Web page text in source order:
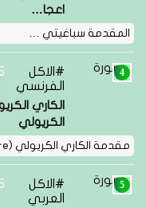
اعجا…
المقدمة سباغيتي …
الاكل
الفرنسي
05
الكاري
الكريولي
مقدمة الكاري الكريولي (Carry Cre…
الاكل
العربي
05